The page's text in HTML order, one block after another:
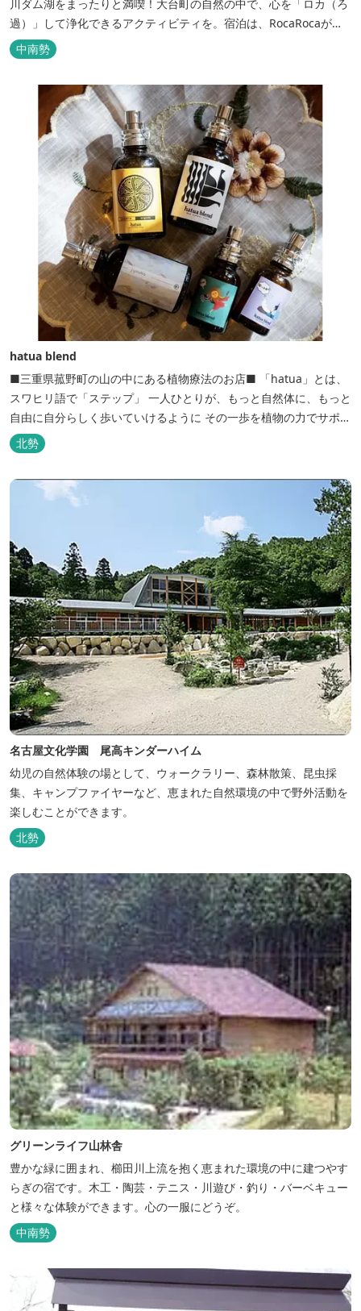
川ダム湖をまったりと満喫！大台町の自然の中で、心を「ロカ（ろ
過）」して浄化できるアクティビティを。宿泊は、RocaRocaが運
営する「キャンプスタイルの宿やまがら」へ！
中南勢
hatua blend
■三重県菰野町の山の中にある植物療法のお店■ 「hatua」とは、
スワヒリ語で「ステップ」 一人ひとりが、もっと自然体に、もっと
自由に自分らしく歩いていけるように その一歩を植物の力でサポー
トしたいという思いから生まれたお店。 黄土スチームよもぎ蒸しや
アロマの調合、季節の養生講座、アロマ講座、腸活講座、ワークシ
ョップ、イベント出店 植物を通して身体と心を整えよう！をテーマ
北勢
名古屋文化学園 尾高キンダーハイム
幼児の自然体験の場として、ウォークラリー、森林散策、昆虫採
集、キャンプファイヤーなど、恵まれた自然環境の中で野外活動を
楽しむことができます。
北勢
グリーンライフ山林舎
豊かな緑に囲まれ、櫛田川上流を抱く恵まれた環境の中に建つやす
らぎの宿です。木工・陶芸・テニス・川遊び・釣り・バーベキュー
と様々な体験ができます。心の一服にどうぞ。
中南勢